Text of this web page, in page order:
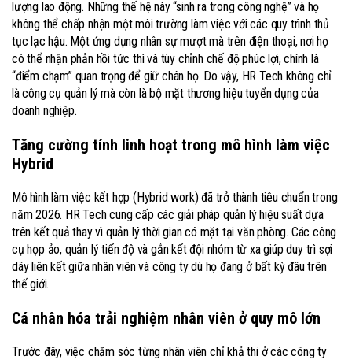
lượng lao động. Những thế hệ này “sinh ra trong công nghệ” và họ
không thể chấp nhận một môi trường làm việc với các quy trình thủ
tục lạc hậu. Một ứng dụng nhân sự mượt mà trên điện thoại, nơi họ
có thể nhận phản hồi tức thì và tùy chỉnh chế độ phúc lợi, chính là
“điểm chạm” quan trọng để giữ chân họ. Do vậy, HR Tech không chỉ
là công cụ quản lý mà còn là bộ mặt thương hiệu tuyển dụng của
doanh nghiệp.
Tăng cường tính linh hoạt trong mô hình làm việc
Hybrid
Mô hình làm việc kết hợp (Hybrid work) đã trở thành tiêu chuẩn trong
năm 2026. HR Tech cung cấp các giải pháp quản lý hiệu suất dựa
trên kết quả thay vì quản lý thời gian có mặt tại văn phòng. Các công
cụ họp ảo, quản lý tiến độ và gắn kết đội nhóm từ xa giúp duy trì sợi
dây liên kết giữa nhân viên và công ty dù họ đang ở bất kỳ đâu trên
thế giới.
Cá nhân hóa trải nghiệm nhân viên ở quy mô lớn
Trước đây, việc chăm sóc từng nhân viên chỉ khả thi ở các công ty